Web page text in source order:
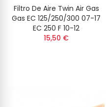
Filtro De Aire Twin Air Gas
Gas EC 125/250/300 07-17
EC 250 F 10-12
15,50 €